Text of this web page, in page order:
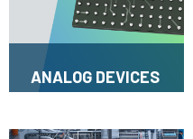
ANALOG DEVICES
CHIPS